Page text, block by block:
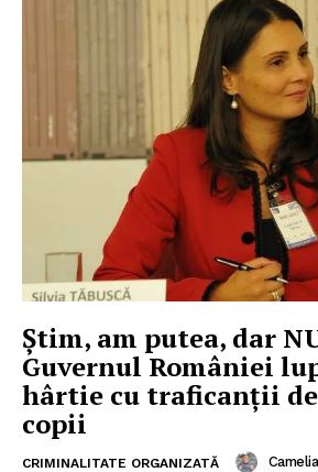
Știm, am putea, dar
Guvernul României
hârtie cu traficanții
copii
CRIMINALITATE ORGANIZATĂ